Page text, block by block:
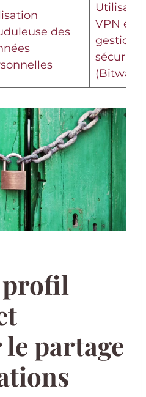
des
VPN et
sécurisés
profil
partage